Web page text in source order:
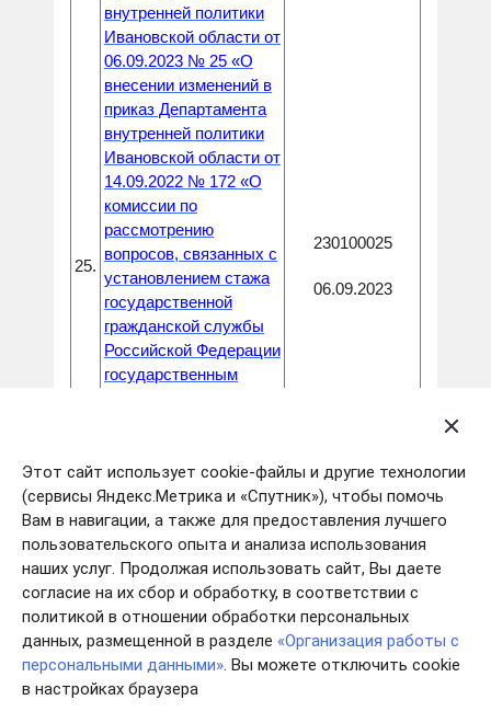
Этот сайт использует cookie-файлы и другие технологии
(сервисы Яндекс.Метрика и «Спутник»), чтобы помочь
Вам в навигации, а также для предоставления лучшего
пользовательского опыта и анализа использования
наших услуг. Продолжая использовать сайт, Вы даете
согласие на их сбор и обработку, в соответствии с
политикой в отношении обработки персональных
данных, размещенной в разделе «Организация работы с
персональными данными». Вы можете отключить cookie
в настройках браузера
25.
внутренней политики
Ивановской области от
06.09.2023 № 25 «О
внесении изменений в
приказ Департамента
внутренней политики
Ивановской области от
14.09.2022 № 172 «О
комиссии по
рассмотрению
вопросов, связанных с
установлением стажа
государственной
гражданской службы
Российской Федерации
государственным
должности в
Департаменте
внутренней политики
Ивановской области»
230100025
06.09.2023
Приказ Департамента
внутренней политики
Ивановской области от
11.09.2023 № 26 «О
внесении изменений в
приказ Департамента